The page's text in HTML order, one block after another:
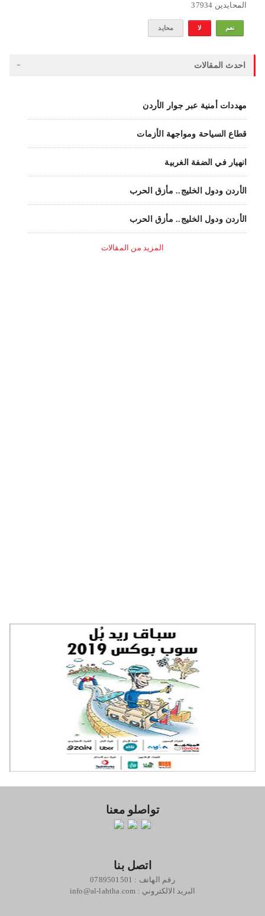
37934 المحايدين
محايد لا نعم
احدث المقالات
مهددات أمنية عبر جوار الأردن
قطاع السياحة ومواجهة الأزمات
انهيار في الضفة الغربية
الأردن ودول الخليج.. مأزق الحرب
الأردن ودول الخليج.. مأزق الحرب
المزيد من المقالات
تواصلو معنا
اتصل بنا
رقم الهاتف : 0789501501
info@al-lahtha.com
: البريد الالكتروني